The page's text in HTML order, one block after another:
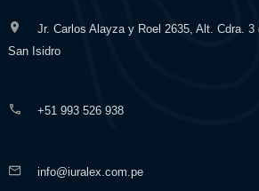
Jr. Carlos Alayza y Roel 2635, Alt. Cdra.
San Isidro
+51 993 526 938
info@iuralex.com.pe